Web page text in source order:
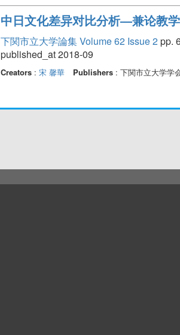
中日文化差异对比分析―兼论教
下関市立大学論集 Volume 62 Issue 2pp.
published_at 2018-09
Creators: 宋 馨華 Publishers: 下関市立大学学